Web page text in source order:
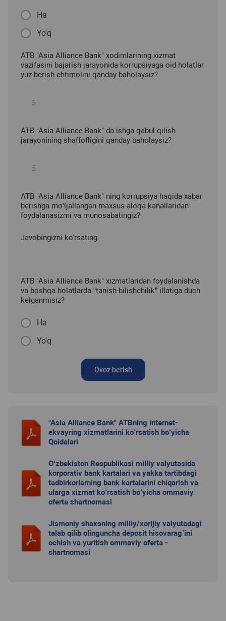
Ha
Yo'q
ATB "Asia Alliance Bank" xodimlarining xizmat
vazifasini bajarish jarayonida korrupsiyaga oid holatlar
yuz berish ehtimolini qanday baholaysiz?
ATB "Asia Alliance Bank" da ishga qabul qilish
jarayonining shaffofligini qanday baholaysiz?
ATB "Asia Alliance Bank" ning korrupsiya haqida xabar
berishga mo‘ljallangan maxsus aloqa kanallaridan
foydalanasizmi va munosabatingiz?
Javobingizni ko'rsating
ATB "Asia Alliance Bank" xizmatlaridan foydalanishda
va boshqa holatlarda “tanish-bilishchilik” illatiga duch
kelganmisiz?
Ha
Yo'q
Ovoz berish
"Asia Alliance Bank" ATBning internet-
ekvayring xizmatlarini ko‘rsatish bo‘yicha
Qoidalari
O‘zbekiston Respublikasi milliy valyutasida
korporativ bank kartalari va yakka tartibdagi
tadbirkorlarning bank kartalarini chiqarish va
ularga xizmat ko‘rsatish bo‘yicha ommaviy
oferta shartnomasi
Jismoniy shaxsning milliy/xorijiy valyutadagi
talab qilib olinguncha deposit hisovarag’ini
ochish va yuritish ommaviy oferta -
shartnomasi